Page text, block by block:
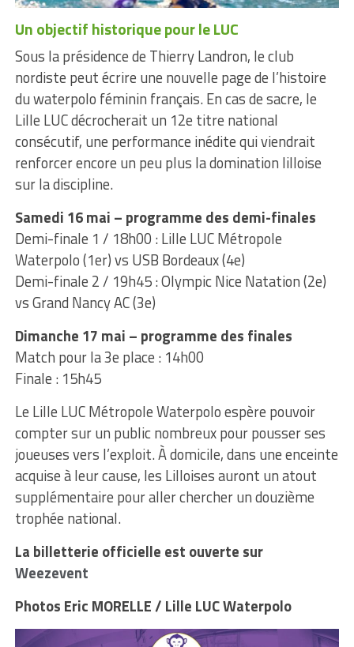
Un objectif historique pour le LUC
Sous la présidence de Thierry Landron, le club
nordiste peut écrire une nouvelle page de l’histoire
du waterpolo féminin français. En cas de sacre, le
Lille LUC décrocherait un 12e titre national
consécutif, une performance inédite qui viendrait
renforcer encore un peu plus la domination lilloise
sur la discipline.
Samedi 16 mai – programme des demi-finales
Demi-finale 1 / 18h00 : Lille LUC Métropole
Waterpolo (1er) vs USB Bordeaux (4e)
Demi-finale 2 / 19h45 : Olympic Nice Natation (2e)
vs Grand Nancy AC (3e)
Dimanche 17 mai – programme des finales
Match pour la 3e place : 14h00
Finale : 15h45
Le Lille LUC Métropole Waterpolo espère pouvoir
compter sur un public nombreux pour pousser ses
joueuses vers l’exploit. À domicile, dans une enceinte
acquise à leur cause, les Lilloises auront un atout
supplémentaire pour aller chercher un douzième
trophée national.
La billetterie officielle est ouverte sur
Weezevent
Photos Eric MORELLE / Lille LUC Waterpolo